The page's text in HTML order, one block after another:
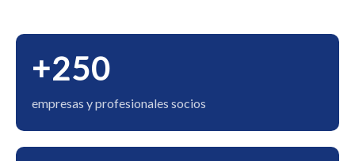
+250
empresas y profesionales socios